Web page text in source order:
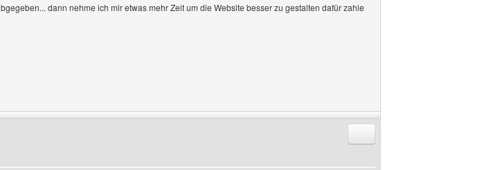
dann nehme ich mir etwas mehr Zeit um die Website besser zu gestalten dafür zahle